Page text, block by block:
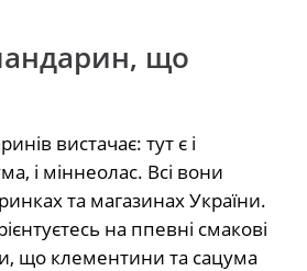
що
вистачає: тут є і
і міннеолас. Всі вони
та магазинах України.
на ппевні смакові
що клементини та сацума